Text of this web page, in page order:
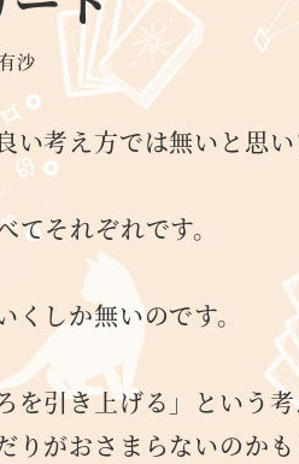
ゴリー
沙
考え方では無いと思い
それぞれです。
しか無いのです。
を引き上げる」という
がおさまらないのかも